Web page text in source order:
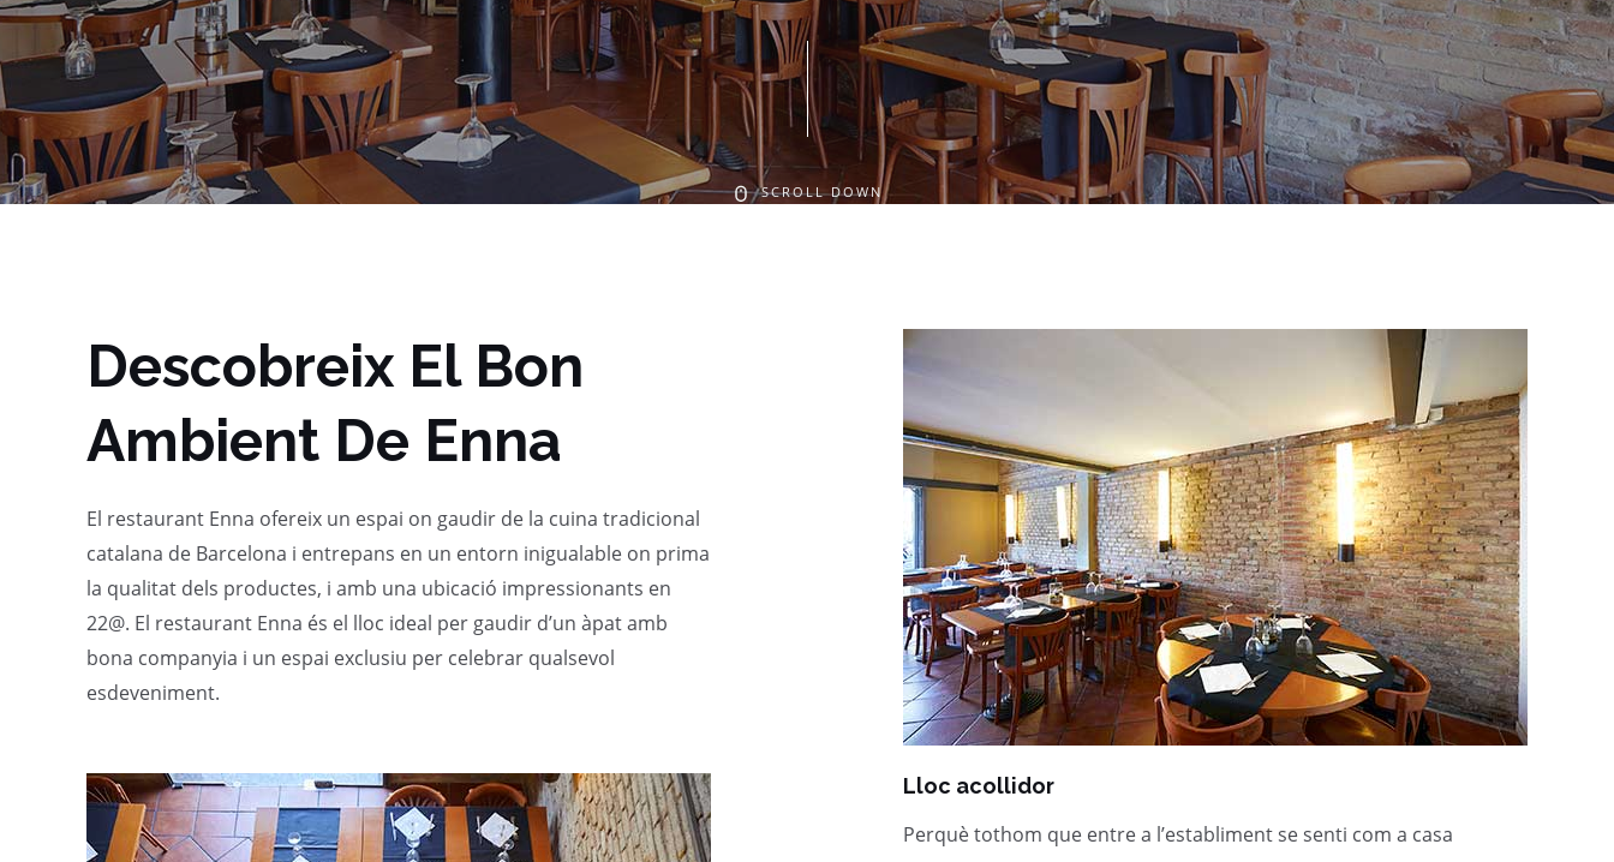
SCROLL DOWN
Descobreix El Bon
Ambient De Enna
El restaurant Enna ofereix un espai on gaudir de la cuina tradicional
catalana de Barcelona i entrepans en un entorn inigualable on prima
la qualitat dels productes, i amb una ubicació impressionants en
22@. El restaurant Enna és el lloc ideal per gaudir d’un àpat amb
bona companyia i un espai exclusiu per celebrar qualsevol
esdeveniment.
Lloc acollidor
Perquè tothom que entre a l’establiment se senti com a casa